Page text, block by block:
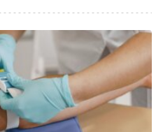
Torres, B. C., &
. Azúcares adicionados a los
y regulación mundial.
de La Facultad de
revfacmed.v64n2.52143
SALT INTAKE AND